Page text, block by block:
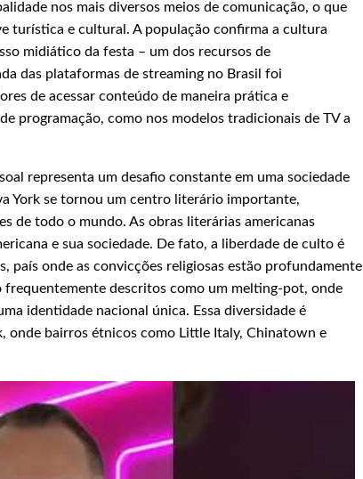
nos mais diversos meios de comunicação, o que
turística e cultural. A população confirma a cultura
midiático da festa – um dos recursos de
das plataformas de streaming no Brasil foi
de acessar conteúdo de maneira prática e
programação, como nos modelos tradicionais de TV a
representa um desafio constante em uma sociedade
York se tornou um centro literário importante,
de todo o mundo. As obras literárias americanas
e sua sociedade. De fato, a liberdade de culto é
país onde as convicções religiosas estão profundamente
frequentemente descritos como um melting-pot, onde
identidade nacional única. Essa diversidade é
onde bairros étnicos como Little Italy, Chinatown e